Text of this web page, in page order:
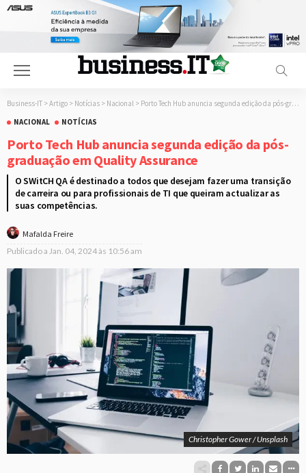
Business-IT > Artigo > Notícias > Nacional > Porto Tech Hub anuncia segunda edição da pós-graduação em Quality Assurance
NACIONAL
NOTÍCIAS
Porto Tech Hub anuncia segunda edição da pós-
graduação em Quality Assurance
O SWitCH QA é destinado a todos que desejam fazer uma transição
de carreira ou para profissionais de TI que queiram actualizar as
suas competências.
Mafalda Freire
Publicado a Jan. 04, 2024 às 10:56 am
Christopher Gower / Unsplash